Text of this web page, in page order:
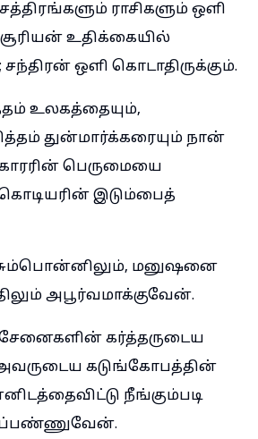
ராசிகளும் ஒளி
சூரியன் உதிக்கையில்
ஒளி கொடாதிருக்கும்.
உலகத்தையும்,
துன்மார்க்கரையும் நான்
பெருமையை
இடும்பைத்
மனுஷனை
அபூர்வமாக்குவேன்.
சேனைகளின் கர்த்தருடைய
கடுங்கோபத்தின்
நீங்கும்படி